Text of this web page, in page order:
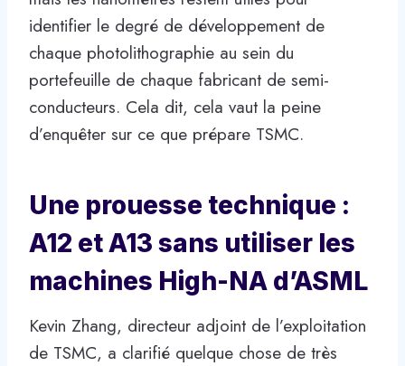
identifier le degré de développement de
chaque photolithographie au sein du
portefeuille de chaque fabricant de semi-
conducteurs. Cela dit, cela vaut la peine
d’enquêter sur ce que prépare TSMC.
Une prouesse technique :
A12 et A13 sans utiliser les
machines High-NA d’ASML
Kevin Zhang, directeur adjoint de l’exploitation
de TSMC, a clarifié quelque chose de très